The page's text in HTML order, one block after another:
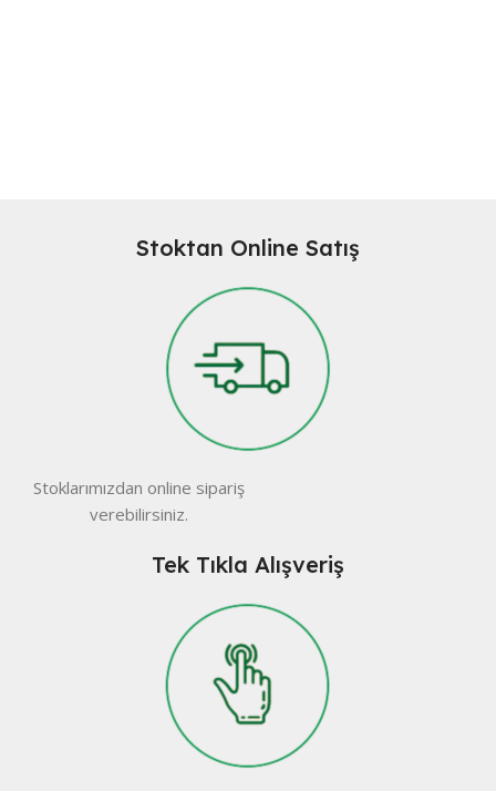
Stoktan Online Satış
Stoklarımızdan online sipariş
verebilirsiniz.
Tek Tıkla Alışveriş